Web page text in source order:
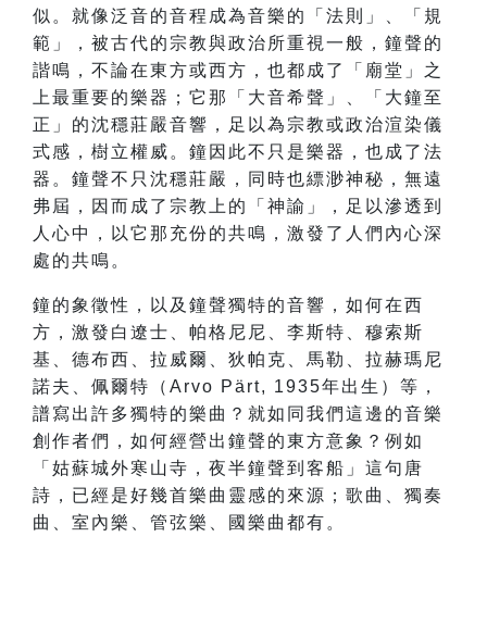
似。就像泛音的音程成為音樂的「法則」、「規
範」，被古代的宗教與政治所重視一般，鐘聲的
諧鳴，不論在東方或西方，也都成了「廟堂」之
上最重要的樂器；它那「大音希聲」、「大鐘至
正」的沈穩莊嚴音響，足以為宗教或政治渲染儀
式感，樹立權威。鐘因此不只是樂器，也成了法
器。鐘聲不只沈穩莊嚴，同時也縹渺神秘，無遠
弗屆，因而成了宗教上的「神諭」，足以滲透到
人心中，以它那充份的共鳴，激發了人們內心深
處的共鳴。
鐘的象徵性，以及鐘聲獨特的音響，如何在西
方，激發白遼士、帕格尼尼、李斯特、穆索斯
基、德布西、拉威爾、狄帕克、馬勒、拉赫瑪尼
諾夫、佩爾特（Arvo Pärt, 1935年出生）等，
譜寫出許多獨特的樂曲？就如同我們這邊的音樂
創作者們，如何經營出鐘聲的東方意象？例如
「姑蘇城外寒山寺，夜半鐘聲到客船」這句唐
詩，已經是好幾首樂曲靈感的來源；歌曲、獨奏
曲、室內樂、管弦樂、國樂曲都有。